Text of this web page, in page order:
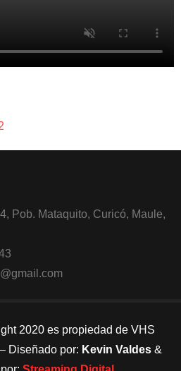
Pob. Mataquito, Curicó, Maule,
2020 es propiedad de VHS
Diseñado por: Kevin Valdes&